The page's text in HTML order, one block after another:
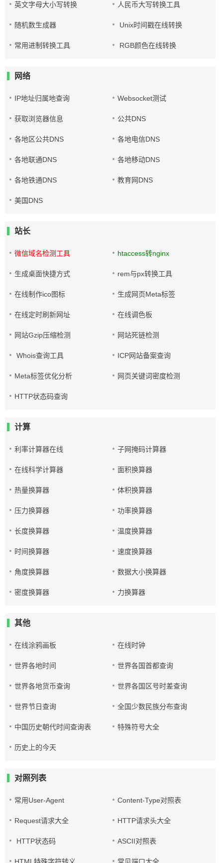
英文字母大小写转换 人民币大写转换工具
随机数生成器 Unix时间戳在线转换
常用进制转换工具 RGB颜色在线转换
网络
IP地址归属地查询 Websocket测试
获取浏览器信息 公共DNS
各地区公共DNS 各地电信DNS
各地联通DNS 各地移动DNS
各地铁通DNS 教育网DNS
美国DNS
站长
微信域名检测工具 htaccess转nginx
生成桌面快捷方式 rem与px转换工具
在线制作ico图标 生成网页Meta标签
在线定时刷新网址 在线调色板
网站Gzip压缩检测 网站死链检测
Whois查询工具 ICP网站备案查询
Meta标签优化分析 网页关键词密度检测
HTTP状态码查询
计算
利率计算器在线 子网掩码计算器
在线科学计算器 面积换算器
热量换算器 体积换算器
压力换算器 功率换算器
长度换算器 温度换算器
时间换算器 速度换算器
角度换算器 数据大小换算器
密度换算器 力换算器
其他
在线涂鸦画板 在线时钟
世界各地时间 世界各国首都查询
世界各地货币查询 世界各国区号时差查询
世界节日查询 全国少数民族分布查询
中国历史朝代时间查询表 特殊符号大全
历史上的今天
对照列表
常用User-Agent Content-Type对照表
Request请求大全 HTTP请求头大全
HTTP状态码 ASCII对照表